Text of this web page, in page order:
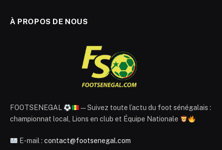
À PROPOS DE NOUS
FOOTSENEGAL
— Suivez toute l’actu du foot sénégalais :
championnat local, Lions en club et Équipe Nationale
E-mail : contact@footsenegal.com